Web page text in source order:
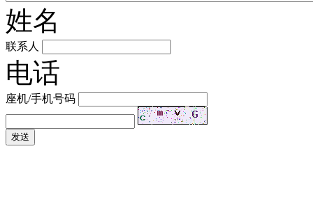
姓名
联系人
电话
座机/手机号码